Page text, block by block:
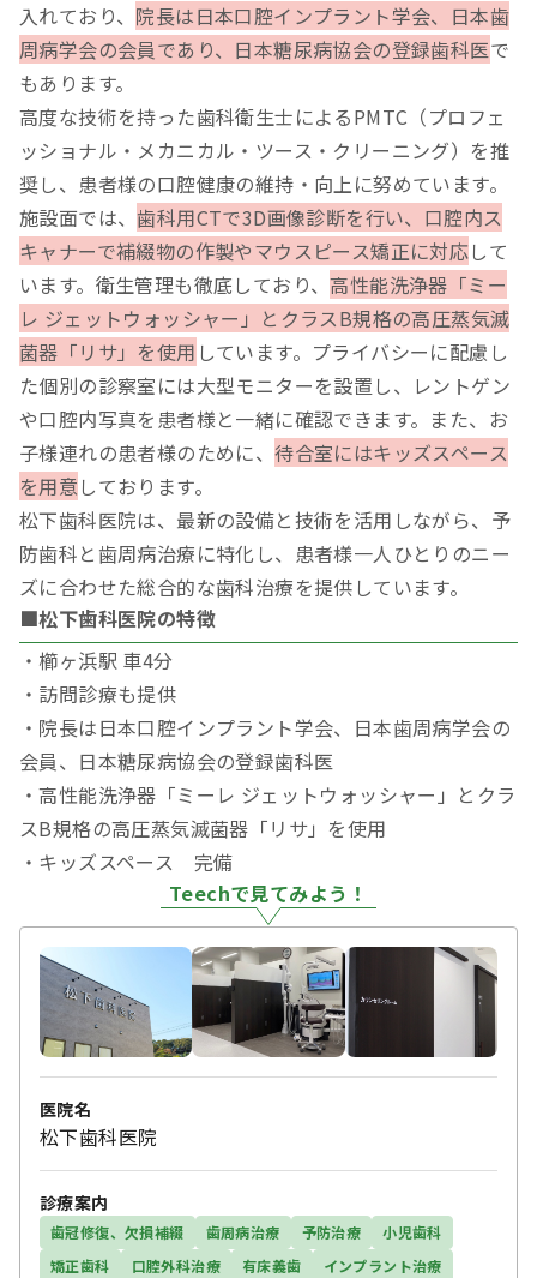
入れており、 院長は日本口腔インプラント学会、日本歯
周病学会の会員であり、日本糖尿病協会の登録歯科医で
もあります。
高度な技術を持った歯科衛生士によるPMTC（プロフェ
ッショナル・メカニカル・ツース・クリーニング）を推
奨し、患者様の口腔健康の維持・向上に努めています。
施設面では、 歯科用CTで3D画像診断を行い、口腔内ス
キャナーで補綴物の作製やマウスピース矯正に対応して
います。衛生管理も徹底しており、高性能洗浄器「ミー
レ ジェットウォッシャー」とクラスB規格の高圧蒸気滅
菌器「リサ」を使用 しています。プライバシーに配慮し
た個別の診察室には大型モニターを設置し、レントゲン
や口腔内写真を患者様と一緒に確認できます。また、お
子様連れの患者様のために、待合室にはキッズスペース
を用意 しております。
松下歯科医院は、最新の設備と技術を活用しながら、予
防歯科と歯周病治療に特化し、患者様一人ひとりのニー
ズに合わせた総合的な歯科治療を提供しています。
■松下歯科医院の特徴
・櫛ヶ浜駅 車4分
・訪問診療も提供
・院長は日本口腔インプラント学会、日本歯周病学会の
会員、日本糖尿病協会の登録歯科医
・高性能洗浄器「ミーレ ジェットウォッシャー」とクラ
スB規格の高圧蒸気滅菌器「リサ」を使用
・キッズスペース 完備
Teechで見てみよう！
医院名
松下歯科医院
診療案内
歯冠修復、欠損補綴 歯周病治療 予防治療
小児歯科
矯正歯科
口腔外科治療 有床義歯
インプラント治療